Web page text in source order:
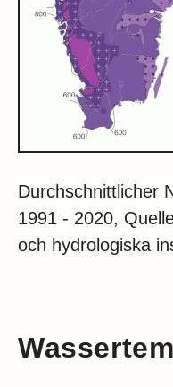
Durchschnittlicher
1991 - 2020,
och hydrologiska